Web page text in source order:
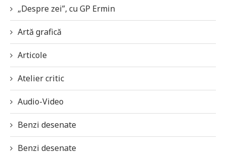
„Despre zei”, cu GP Ermin
Artă grafică
Articole
Atelier critic
Audio-Video
Benzi desenate
Benzi desenate